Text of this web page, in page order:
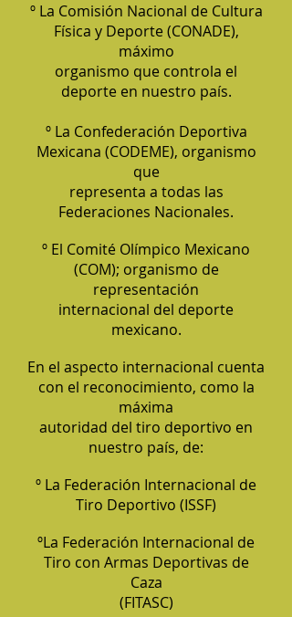
º La Comisión Nacional de Cultura
Física y Deporte (CONADE),
máximo
organismo que controla el
deporte en nuestro país.
º La Confederación Deportiva
Mexicana (CODEME), organismo
que
representa a todas las
Federaciones Nacionales.
º El Comité Olímpico Mexicano
(COM); organismo de
representación
internacional del deporte
mexicano.
En el aspecto internacional cuenta
con el reconocimiento, como la
máxima
autoridad del tiro deportivo en
nuestro país, de:
º La Federación Internacional de
Tiro Deportivo (ISSF)
ºLa Federación Internacional de
Tiro con Armas Deportivas de
Caza
(FITASC)